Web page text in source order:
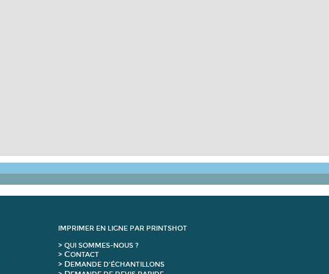
IMPRIMER EN LIGNE PAR PRINTSHOT
> QUI SOMMES-NOUS ?
> CONTACT
> DEMANDE D'ÉCHANTILLONS